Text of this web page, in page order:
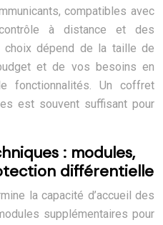
compatibles avec
à distance et des
choix dépend de la taille de
et de vos besoins en
fonctionnalités. Un coffret
est souvent suffisant pour
: modules,
différentielle
la capacité d’accueil des
supplémentaires pour